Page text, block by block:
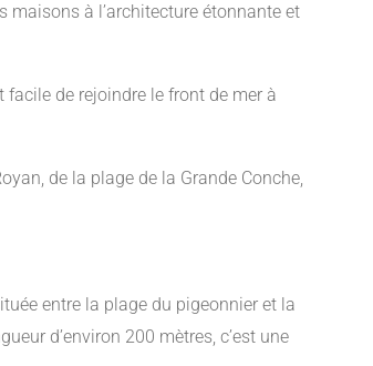
maisons à l’architecture étonnante et
de rejoindre le front de mer à
de la plage de la Grande Conche,
entre la plage du pigeonnier et la
d’environ 200 mètres, c’est une